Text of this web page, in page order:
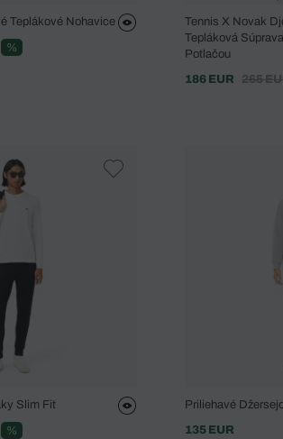
Teplákové Nohavice
%
Tennis X Novak
Tepláková
Potlačou
186 EUR
265
Slim Fit
%
Priliehavé
135 EUR